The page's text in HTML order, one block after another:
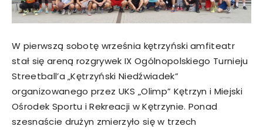
W pierwszą sobotę września kętrzyński amfiteatr
stał się areną rozgrywek IX Ogólnopolskiego Turnieju
Streetball’a „Kętrzyński Niedźwiadek”
organizowanego przez UKS „Olimp” Kętrzyn i Miejski
Ośrodek Sportu i Rekreacji w Kętrzynie. Ponad
szesnaście drużyn zmierzyło się w trzech